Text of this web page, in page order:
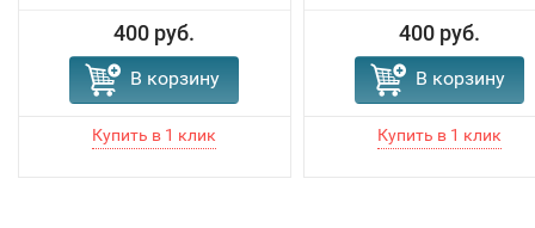
400 руб.
В корзину
400 руб.
В корзину